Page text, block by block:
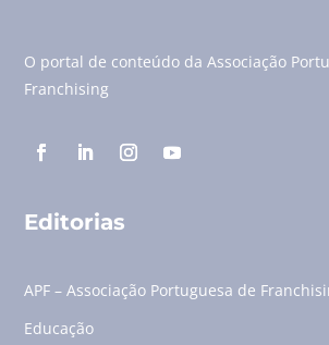
O portal de conteúdo da Associação
Franchising
Editorias
APF – Associação Portuguesa de
Educação